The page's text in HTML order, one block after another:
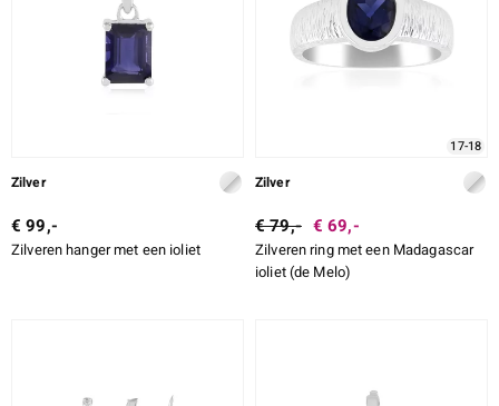
Zilver
€ 99,-
Zilveren hanger met een ioliet
17-18
Zilver
€ 79,- € 69,-
Zilveren ring met een Madagascar
ioliet (de Melo)